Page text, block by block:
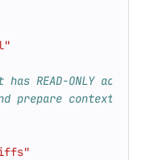
READ-ONLY access
prepare context,